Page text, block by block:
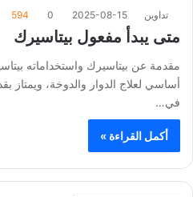
تداوين 2025-08-15
0
594
متى يبدأ مفعول بيتاسيرك
مقدمة عن بيتاسيرك واستخداماته
أساسي لعلاج الدوار والدوخة، ويمتاز
في…
أكمل القراءة »